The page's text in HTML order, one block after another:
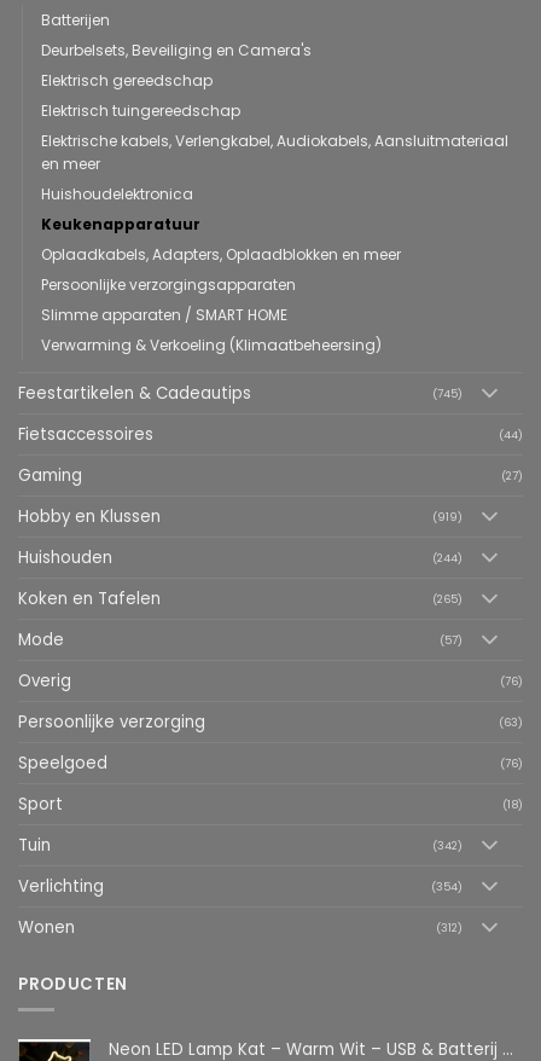
Batterijen
Deurbelsets, Beveiliging en Camera's
Elektrisch gereedschap
Elektrisch tuingereedschap
Elektrische kabels, Verlengkabel, Audiokabels, Aansluitmateriaal
en meer
Huishoudelektronica
Keukenapparatuur
Oplaadkabels, Adapters, Oplaadblokken en meer
Persoonlijke verzorgingsapparaten
Slimme apparaten / SMART HOME
Verwarming & Verkoeling (Klimaatbeheersing)
Feestartikelen & Cadeautips (745)
Fietsaccessoires (44)
Gaming (27)
Hobby en Klussen (919)
Huishouden (244)
Koken en Tafelen (265)
Mode (57)
Overig (76)
Persoonlijke verzorging (63)
Speelgoed (76)
Sport (18)
Tuin (342)
Verlichting (354)
Wonen (312)
PRODUCTEN
Neon LED Lamp Kat – Warm Wit – USB & Batterij – Decoratieve Tafellamp voor Kinderkamer – 28,5 x 24,5 cm